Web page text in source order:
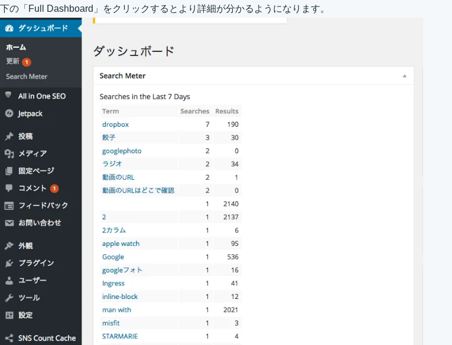
下の「Full Dashboard」をクリックするとより詳細が分かるようになります。